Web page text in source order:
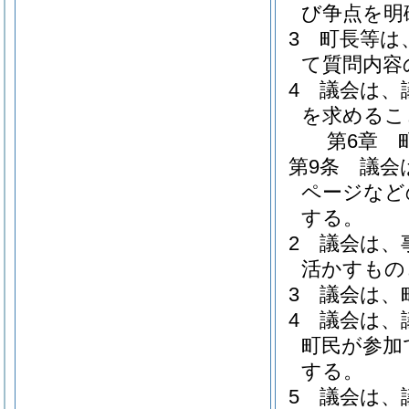
び争点を
3
町長等は
て質問内
4
議会は、
を求める
第6章
第9条
議会
ページな
する。
2
議会は、
活かすも
3
議会は、
4
議会は、
町民が参
する。
5
議会は、